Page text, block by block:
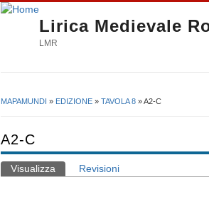
Lirica Medievale
LMR
MAPAMUNDI » EDIZIONE » TAVOLA 8 » A2-C
A2-C
Schede primarie
Visualizza (scheda attiva)
Revisioni